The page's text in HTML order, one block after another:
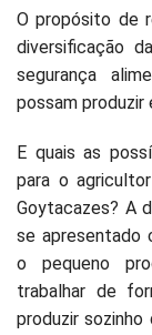
O propósito de
diversificação
segurança
possam
E quais as
para o
Goytacazes? A
se apresentado
o pequeno
trabalhar de
produzir